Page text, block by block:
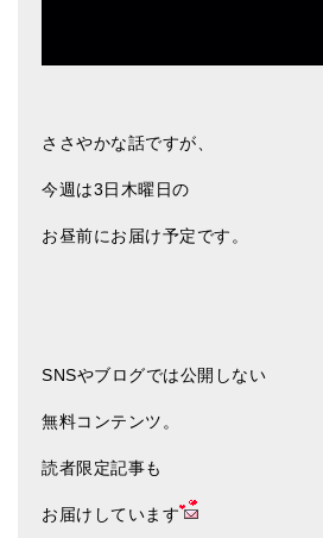
ささやかな話ですが、
今週は3日木曜日の
お昼前にお届け予定です。
SNSやブログでは公開しない
無料コンテンツ。
読者限定記事も
お届けしています